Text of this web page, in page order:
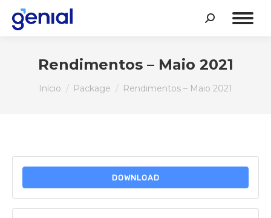
Search:
Rendimentos – Maio 2021
Você está aqui:
Início Package Rendimentos – Maio 2021
DOWNLOAD